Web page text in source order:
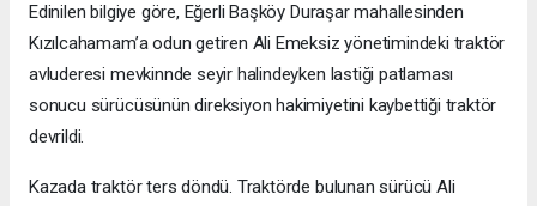
Edinilen bilgiye göre, Eğerli Başköy Duraşar mahallesinden
Kızılcahamam’a odun getiren Ali Emeksiz yönetimindeki traktör
avluderesi mevkinnde seyir halindeyken lastiği patlaması
sonucu sürücüsünün direksiyon hakimiyetini kaybettiği traktör
devrildi.
Kazada traktör ters döndü. Traktörde bulunan sürücü Ali